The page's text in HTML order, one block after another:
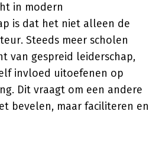
in modern
is dat het niet alleen de
Steeds meer scholen
van gespreid leiderschap,
invloed uitoefenen op
Dit vraagt om een andere
bevelen, maar faciliteren en